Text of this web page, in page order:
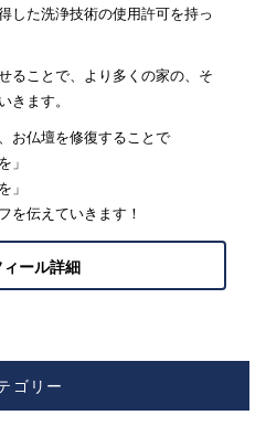
した洗浄技術の使用許可を持っ
ることで、より多くの家の、そ
ます。
お仏壇を修復することで
」
」
を伝えていきます！
ール詳細
ゴリー